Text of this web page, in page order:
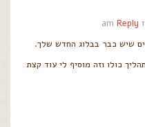
Reply
שיש כבר בבלוג החדש שלך.
כולו וזה מוסיף לי עוד קצת